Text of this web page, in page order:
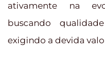
ativamente na
buscando
exigindo a devida